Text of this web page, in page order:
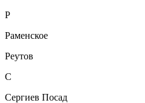
Р
Раменское
Реутов
С
Сергиев Посад